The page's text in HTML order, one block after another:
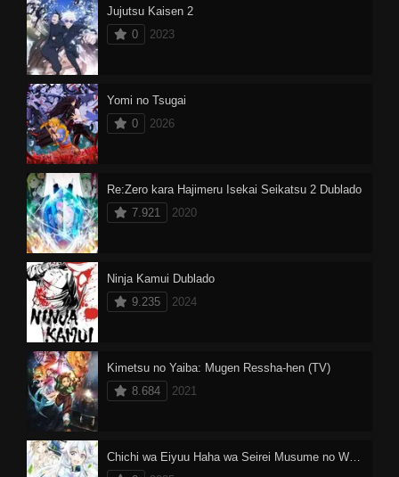
Jujutsu Kaisen 2
0
2023
Yomi no Tsugai
0
2026
Re:Zero kara Hajimeru Isekai Seikatsu 2 Dublado
7.921
2020
Ninja Kamui Dublado
9.235
2024
Kimetsu no Yaiba: Mugen Ressha-hen (TV)
8.684
2021